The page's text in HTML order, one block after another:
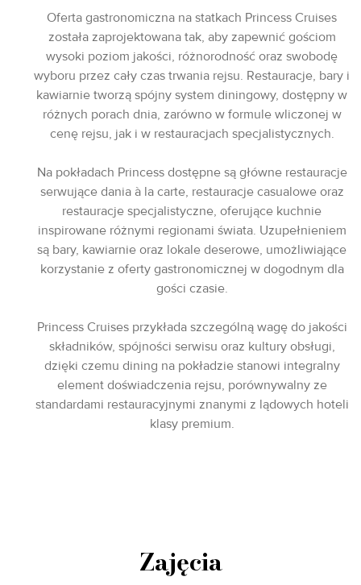
Oferta gastronomiczna na statkach Princess Cruises
została zaprojektowana tak, aby zapewnić gościom
wysoki poziom jakości, różnorodność oraz swobodę
wyboru przez cały czas trwania rejsu. Restauracje, bary i
kawiarnie tworzą spójny system diningowy, dostępny w
różnych porach dnia, zarówno w formule wliczonej w
cenę rejsu, jak i w restauracjach specjalistycznych.
Na pokładach Princess dostępne są główne restauracje
serwujące dania à la carte, restauracje casualowe oraz
restauracje specjalistyczne, oferujące kuchnie
inspirowane różnymi regionami świata. Uzupełnieniem
są bary, kawiarnie oraz lokale deserowe, umożliwiające
korzystanie z oferty gastronomicznej w dogodnym dla
gości czasie.
Princess Cruises przykłada szczególną wagę do jakości
składników, spójności serwisu oraz kultury obsługi,
dzięki czemu dining na pokładzie stanowi integralny
element doświadczenia rejsu, porównywalny ze
standardami restauracyjnymi znanymi z lądowych hoteli
klasy premium.
Zajęcia